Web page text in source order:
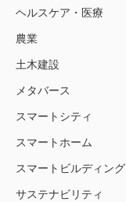
ヘルスケア・医療
農業
土木建設
メタバース
スマートシティ
スマートホーム
スマートビルディング
サステナビリティ